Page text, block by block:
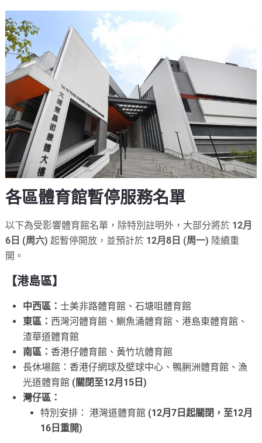
各區體育館暫停服務名單
以下為受影響體育館名單，除特別註明外，大部分將於 12月
6日 (周六)起暫停開放，並預計於 12月8日 (周一) 陸續重
開。
【港島區】
中西區：士美非路體育館、石塘咀體育館
東區： 西灣河體育館、鰂魚涌體育館、港島東體育館、
渣華道體育館
南區： 香港仔體育館、黃竹坑體育館
長休場館：香港仔網球及壁球中心、鴨脷洲體育館、漁
光道體育館 (關閉至12月15日)
灣仔區：
特別安排： 港灣道體育館 (12月7日起關閉，至12月
16日重開)